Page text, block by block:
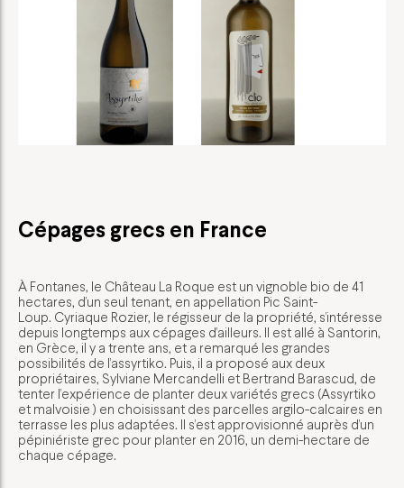
Cépages grecs en France
À Fontanes, le Château La Roque est un vignoble bio de 41
hectares, d’un seul tenant, en appellation Pic Saint-
Loup. Cyriaque Rozier, le régisseur de la propriété, s’intéresse
depuis longtemps aux cépages d’ailleurs. Il est allé à Santorin,
en Grèce, il y a trente ans, et a remarqué les grandes
possibilités de l’assyrtiko. Puis, il a proposé aux deux
propriétaires, Sylviane Mercandelli et Bertrand Barascud, de
tenter l’expérience de planter deux variétés grecs (Assyrtiko
et malvoisie ) en choisissant des parcelles argilo-calcaires en
terrasse les plus adaptées. Il s’est approvisionné auprès d’un
pépiniériste grec pour planter en 2016, un demi-hectare de
chaque cépage.